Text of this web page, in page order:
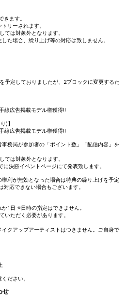
きます。
リーされます。
ては対象外となります。
た場合、繰り上げ等の対応は致しません。
予定しておりましたが、2ブロックに変更するた
線広告掲載モデル権獲得!!
)】
線広告掲載モデル権獲得!!
務局が参加者の「ポイント数」「配信内容」を
ては対象外となります。
決勝イベントページにて発表致します。
利が無効となった場合は特典の繰り上げを予定
応できない場合もございます。
1日 ※日時の指定はできません。
いただく必要があります。
クアップアーティストはつきません。ご自身で
ださい。
せ